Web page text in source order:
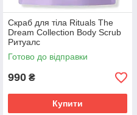
Скраб для тіла Rituals The
Dream Collection Body Scrub
Ритуалс
Готово до відправки
990 ₴
Купити